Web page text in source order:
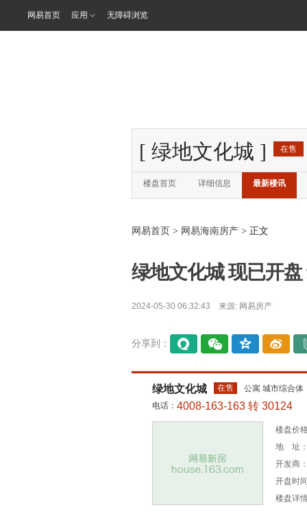
网易首页 应用 无障碍浏览
[ 绿地文化城 ] 在售
楼盘首页 详细信息 最新楼讯
网易首页 > 网易海南房产 > 正文
绿地文化城 现已开盘
2024-05-30 06:32:43 来源: 网易房产
分享到：
间
绿地文化城 在售
公寓 城市综合体
电话： 4008-163-163 转 30124
楼盘价
地 址：
开发商
开盘时
楼盘详